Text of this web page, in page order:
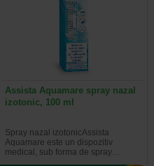
Assista Aquamare spray nazal
izotonic, 100 ml
Spray nazal izotonicAssista
Aquamare este un dispozitiv
medical, sub forma de spray…